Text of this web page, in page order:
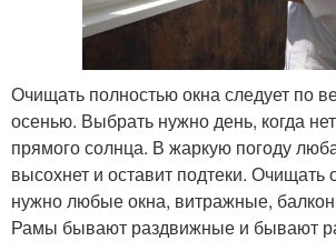
Очищать полностью окна следует по
осенью. Выбрать нужно день, когда
прямого солнца. В жаркую погоду
высохнет и оставит подтеки. Очищать
нужно любые окна, витражные,
Рамы бывают раздвижные и бывают